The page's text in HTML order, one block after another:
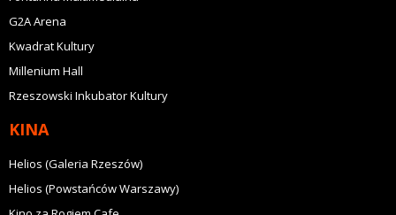
G2A Arena
Kwadrat Kultury
Millenium Hall
Rzeszowski Inkubator Kultury
KINA
Helios (Galeria Rzeszów)
Helios (Powstańców Warszawy)